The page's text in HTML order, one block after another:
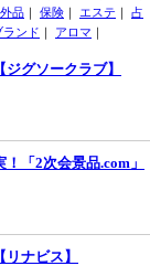
品 ｜ 保険 ｜ エステ ｜ 占
ランド ｜ アロマ ｜
グソークラブ】
「2次会景品.com」
ナビス】